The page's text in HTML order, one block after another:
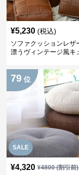
¥5,230 (税込)
ソファクッションレザ
漂うヴィンテージ風キ
SALE
79 位
¥4,320 ¥4800(割引前)